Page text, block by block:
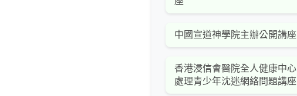
中國宣道神學院主辦公開講座
香港浸信會醫院全人健康中心
處理青少年沈迷網絡問題講座